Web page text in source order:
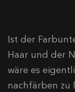
Ist der
Haar und der
wäre es
nachfärben zu